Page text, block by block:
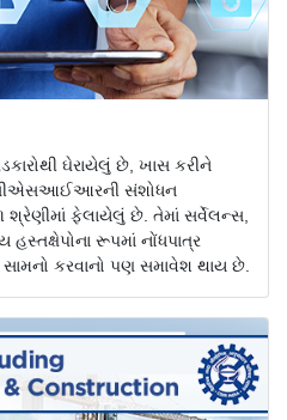
ઘેરાયેલું છે, ખાસ કરીને
સીએસઆઈઆરની સંશોધન
શ્રેણીમાં ફેલાયેલું છે. તેમાં સર્વેલન્સ,
રૂપમાં નોંધપાત્ર
સામનો કરવાનો પણ સમાવેશ થાય છે.